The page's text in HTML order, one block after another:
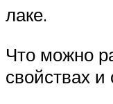
лаке.
Что можно
свойствах и